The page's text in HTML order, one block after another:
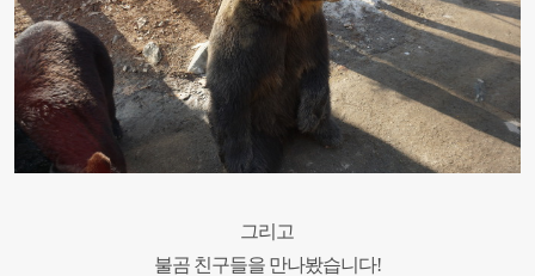
그리고
불곰 친구들을 만나봤습니다!